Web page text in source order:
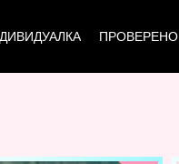
ПРОВЕРЕНО